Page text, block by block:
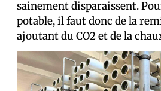
sainement disparaissent.
potable, il faut donc de la
ajoutant du CO2 et de la